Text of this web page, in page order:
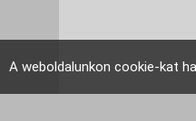
A weboldalunkon cookie-kat